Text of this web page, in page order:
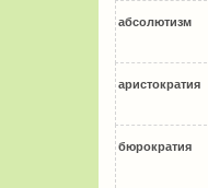
абсолютизм
аристократия
бюрократия